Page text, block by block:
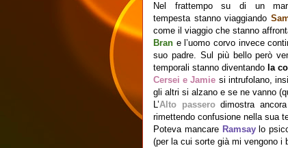
Nel frattempo su di un
tempesta stanno viaggiando
come il viaggio che stanno
Bran e l’uomo corvo invece
suo padre. Sul più bello però
temporali stanno diventando la
Cersei e Jamie si intrufolano,
gli altri si alzano e se ne vanno
L’Alto passerodimostra
rimettendo confusione nella sua
Poteva mancare Ramsay lo
(per la cui sorte già mi vengono i